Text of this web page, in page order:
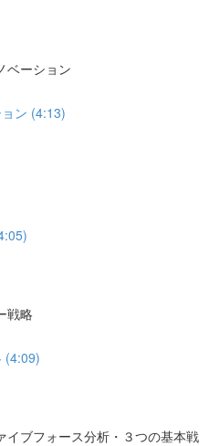
ーション
ン (4:13)
戦略
(4:09)
ブフォース分析・３つの基本戦